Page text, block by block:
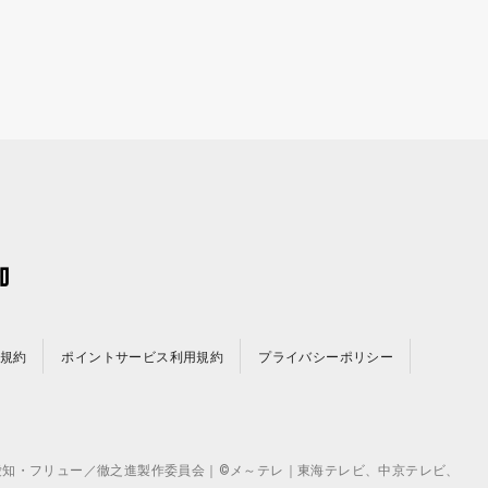
約 ポイントサービス利用規約 プライバシーポリシー
フリュー／徹之進製作委員会｜©メ～テレ｜東海テレビ、中京テレビ、